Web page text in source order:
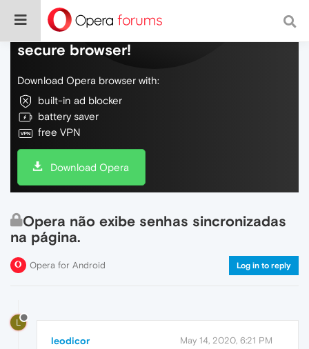
Do more on the web, with a fast and
secure browser!
Download Opera browser with:
built-in ad blocker
battery saver
free VPN
Download Opera
Opera não exibe senhas sincronizadas
na página.
Opera for Android Log in to reply
L
leodicor May 14, 2020, 6:21 PM